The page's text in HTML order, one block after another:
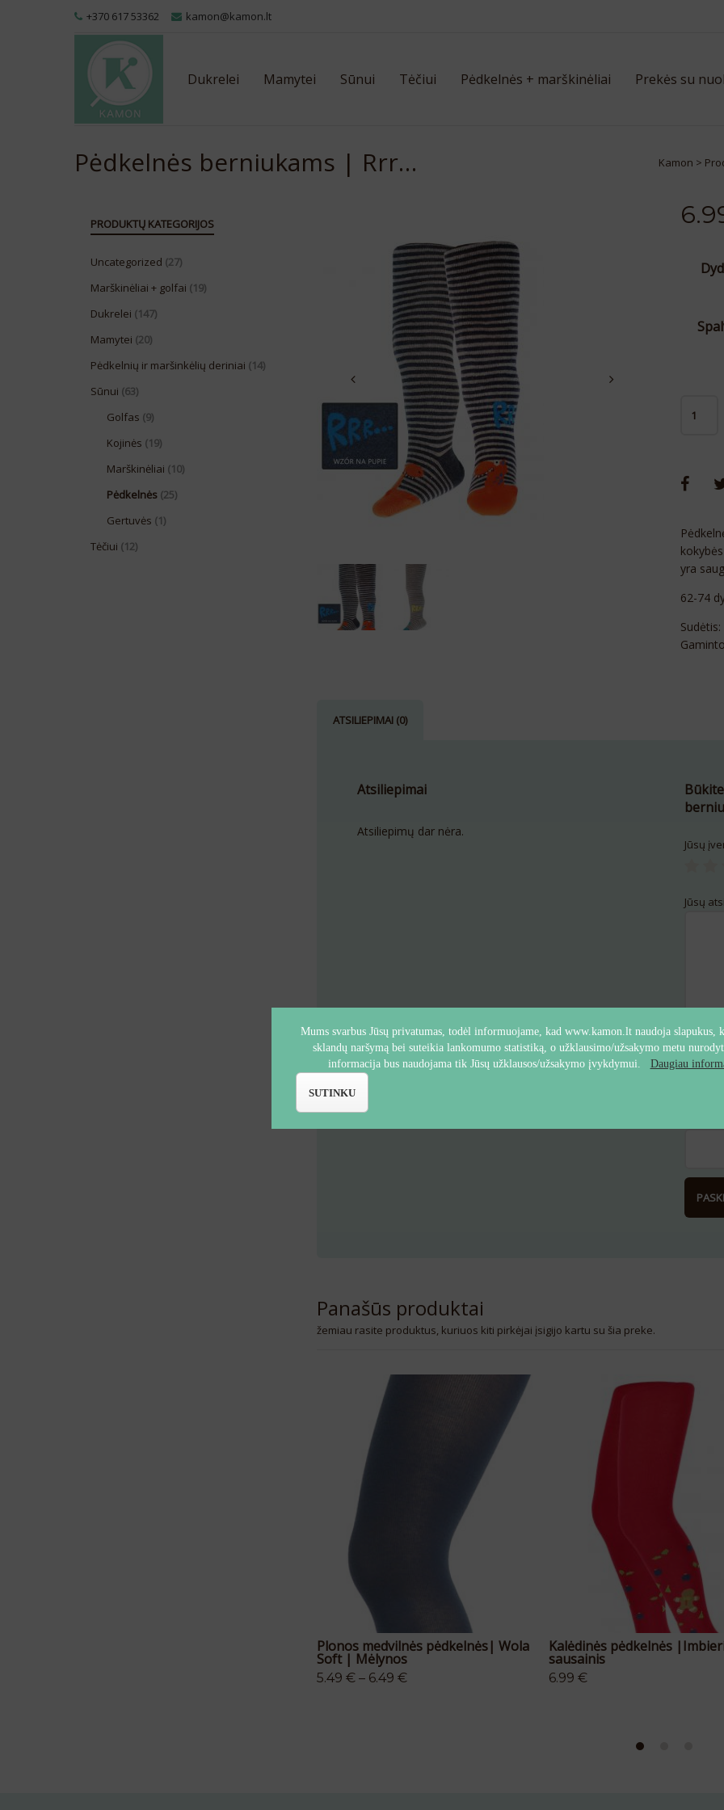
+370 617 53362 kamon@kamon.lt
Dukrelei Mamytei Sūnui Tėčiui Pėdkelnės + marškinėliai Prekės su
Pėdkelnės berniukams | Rrr… Kamon >
yra
62-74
Sudėtis:
ATSILIEPIMAI (0)
Atsiliepimai
Atsiliepimų dar nėra.
Jūsų
Jūsų
Panašūs produktai
žemiau rasite produktus, kuriuos kiti pirkėjai įsigijo kartu su šia preke.
PASIRINKTI SAVYBES
Plonos medvilnės pėdkelnės| Wola
Soft | Mėlynos
5.49 € – 6.49 €
PASIRINKTI SAVYBES
Kalėdinės pėdkelnės
sausainis
6.99 €
PRODUKTŲ KATEGORIJOS
Uncategorized (27)
Marškinėliai + golfai (19)
Dukrelei (147)
Mamytei (20)
Pėdkelnių ir maršinkėlių deriniai (14)
Sūnui (63)
Golfas (9)
Kojinės (19)
Marškinėliai (10)
Pėdkelnės (25)
Gertuvės (1)
Tėčiui (12)
Mums svarbus Jūsų privatumas, todėl informuojame, kad www.kamon.lt naudoja slapukus,
sklandų naršymą bei suteikia lankomumo statistiką, o užklausimo/užsakymo metu
informacija bus naudojama tik Jūsų užklausos/užsakymo įvykdymui.
Daugiau
SUTINKU